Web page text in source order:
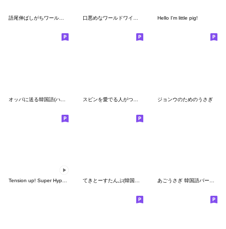
語尾伸ばしがちワールドワイド方言男子 口悪めなワールドワイド方言男子 Hello I'm little pig!
ジョンウのためのうさぎ